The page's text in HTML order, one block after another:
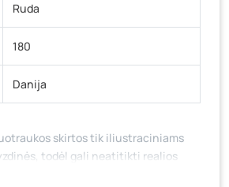
Ruda
180
Danija
skirtos tik iliustraciniams
todėl gali neatitikti realios
išvaizdos, komplektacijos, spalvos ar